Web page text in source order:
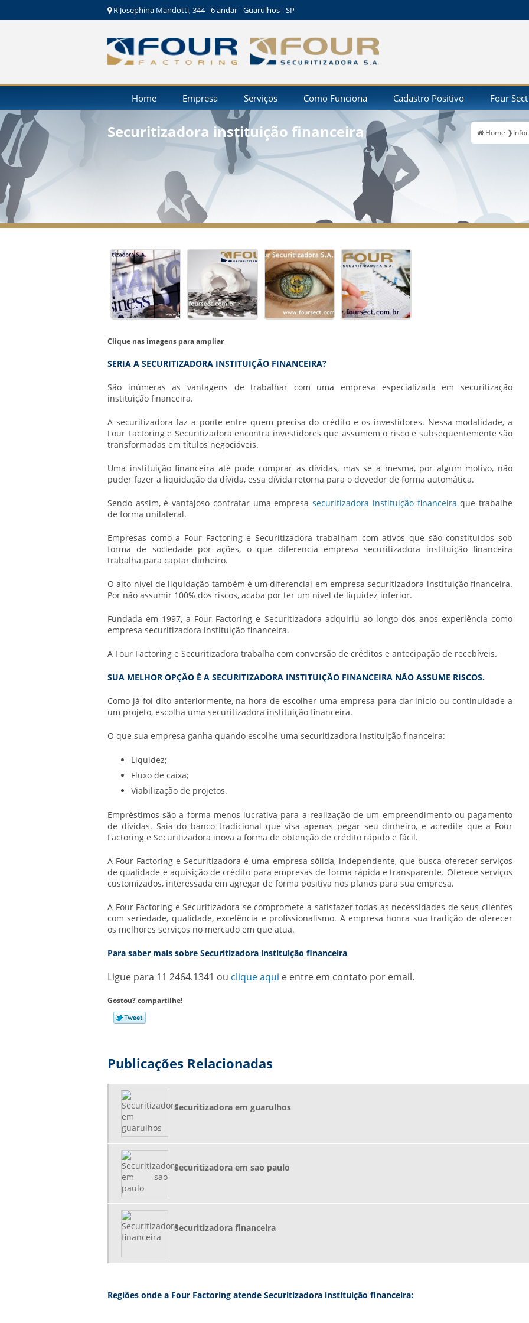
R Josephina Mandotti, 344 - 6 andar - Guarulhos - SP
Home Empresa Serviços Como Funciona Cadastro Positivo Four Sect
Home ❱
Securitizadora instituição financeira
Clique nas imagens para ampliar
SERIA A SECURITIZADORA INSTITUIÇÃO FINANCEIRA?
São inúmeras as vantagens de trabalhar com uma empresa especializada em securitização
instituição financeira.
A securitizadora faz a ponte entre quem precisa do crédito e os investidores. Nessa modalidade, a
Four Factoring e Securitizadora encontra investidores que assumem o risco e subsequentemente são
transformadas em títulos negociáveis.
Uma instituição financeira até pode comprar as dívidas, mas se a mesma, por algum motivo, não
puder fazer a liquidação da dívida, essa dívida retorna para o devedor de forma automática.
Sendo assim, é vantajoso contratar uma empresasecuritizadora instituição financeira que trabalhe
de forma unilateral.
Empresas como a Four Factoring e Securitizadora trabalham com ativos que são constituídos sob
forma de sociedade por ações, o que diferencia empresasecuritizadora instituição financeira
trabalha para captar dinheiro.
O alto nível de liquidação também é um diferencial em empresasecuritizadora instituição financeira.
Por não assumir 100% dos riscos, acaba por ter um nível de liquidez inferior.
Fundada em 1997, a Four Factoring e Securitizadora adquiriu ao longo dos anos experiência como
empresa securitizadora instituição financeira.
A Four Factoring e Securitizadora trabalha com conversão de créditos e antecipação de recebíveis.
SUA MELHOR OPÇÃO É A SECURITIZADORA INSTITUIÇÃO FINANCEIRA NÃO ASSUME RISCOS.
Como já foi dito anteriormente, na hora de escolher uma empresa para dar início ou continuidade a
um projeto, escolha uma securitizadora instituição financeira.
O que sua empresa ganha quando escolhe uma securitizadora instituição financeira:
Liquidez;
Fluxo de caixa;
Viabilização de projetos.
Empréstimos são a forma menos lucrativa para a realização de um empreendimento ou pagamento
de dívidas. Saia do banco tradicional que visa apenas pegar seu dinheiro, e acredite que a Four
Factoring e Securitizadora inova a forma de obtenção de crédito rápido e fácil.
A Four Factoring e Securitizadora é uma empresa sólida, independente, que busca oferecer serviços
de qualidade e aquisição de crédito para empresas de forma rápida e transparente. Oferece serviços
customizados, interessada em agregar de forma positiva nos planos para sua empresa.
A Four Factoring e Securitizadora se compromete a satisfazer todas as necessidades de seus clientes
com seriedade, qualidade, excelência e profissionalismo. A empresa honra sua tradição de oferecer
os melhores serviços no mercado em que atua.
Para saber mais sobre Securitizadora instituição financeira
Ligue para 11 2464.1341 ou clique aqui e entre em contato por email.
Gostou? compartilhe!
Publicações Relacionadas
Securitizadora em guarulhos
Securitizadora em sao paulo
Securitizadora financeira
Regiões onde a Four Factoring atende Securitizadora instituição financeira: